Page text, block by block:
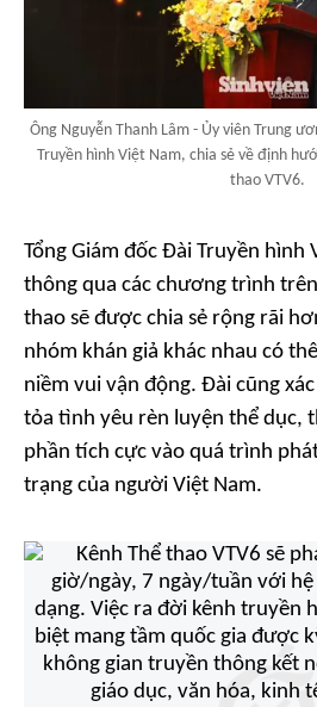
Ông Nguyễn Thanh Lâm - Ủy viên Trung
Truyền hình Việt Nam, chia sẻ về định
thao VTV6.
Tổng Giám đốc Đài Truyền hình
thông qua các chương trình
thao sẽ được chia sẻ rộng rãi
nhóm khán giả khác nhau có
niềm vui vận động. Đài cũng
tỏa tình yêu rèn luyện thể dục,
phần tích cực vào quá trình
trạng của người Việt Nam.